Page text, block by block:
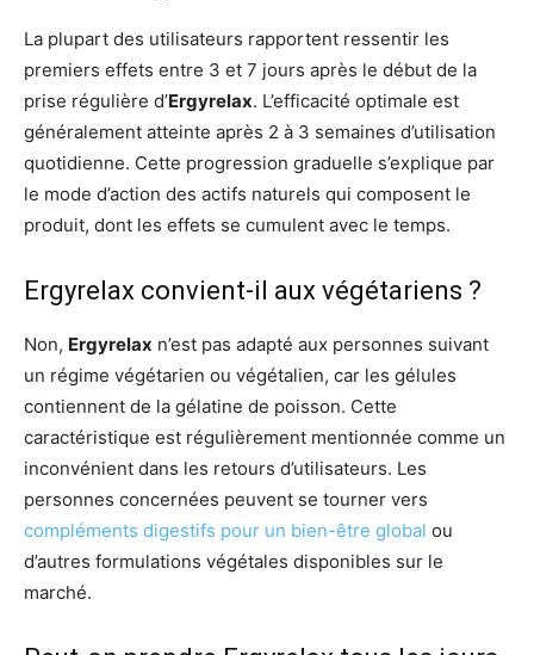
La plupart des utilisateurs rapportent ressentir les
premiers effets entre 3 et 7 jours après le début de la
prise régulière d’Ergyrelax. L’efficacité optimale est
généralement atteinte après 2 à 3 semaines d’utilisation
quotidienne. Cette progression graduelle s’explique par
le mode d’action des actifs naturels qui composent le
produit, dont les effets se cumulent avec le temps.
Ergyrelax convient-il aux végétariens ?
Non, Ergyrelax n’est pas adapté aux personnes suivant
un régime végétarien ou végétalien, car les gélules
contiennent de la gélatine de poisson. Cette
caractéristique est régulièrement mentionnée comme un
inconvénient dans les retours d’utilisateurs. Les
personnes concernées peuvent se tourner vers
compléments digestifs pour un bien-être global ou
d’autres formulations végétales disponibles sur le
marché.